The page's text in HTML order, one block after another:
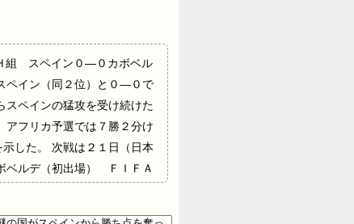
組 スペイン０―０カボベル
ペイン（同２位）と０―０で
スペインの猛攻を受け続けた
アフリカ予選では７勝２分け
した。 次戦は２１日（日本
ベルデ（初出場） ＦＩＦＡ
ＤＦコスタ（ビリャレア